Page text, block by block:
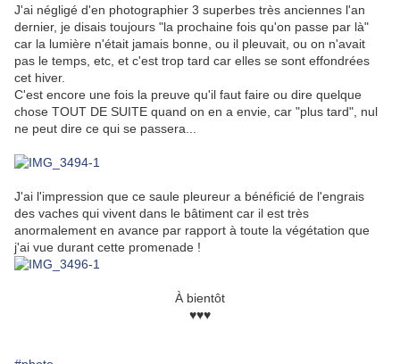
J'ai négligé d'en photographier 3 superbes très anciennes l'an
dernier, je disais toujours "la prochaine fois qu'on passe par là"
car la lumière n'était jamais bonne, ou il pleuvait, ou on n'avait
pas le temps, etc, et c'est trop tard car elles se sont effondrées
cet hiver.
C'est encore une fois la preuve qu'il faut faire ou dire quelque
chose TOUT DE SUITE quand on en a envie, car "plus tard", nul
ne peut dire ce qui se passera...
J'ai l'impression que ce saule pleureur a bénéficié de l'engrais
des vaches qui vivent dans le bâtiment car il est très
anormalement en avance par rapport à toute la végétation que
j'ai vue durant cette promenade !
À bientôt
♥♥♥